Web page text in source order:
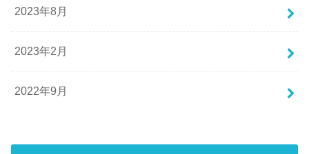
2023年8月
2023年2月
2022年9月